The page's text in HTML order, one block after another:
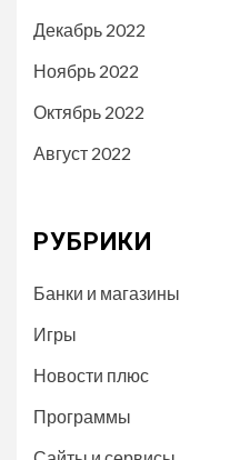
Декабрь 2022
Ноябрь 2022
Октябрь 2022
Август 2022
РУБРИКИ
Банки и магазины
Игры
Новости плюс
Программы